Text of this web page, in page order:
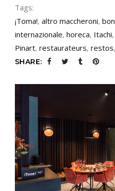
Tags:
¡Toma!, altro maccheroni,
internazionale, horeca, Itachi,
Pinart, restaurateurs, restos,
SHARE: